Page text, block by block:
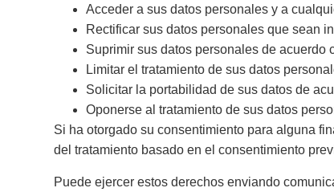
Acceder a sus datos personales y a
Rectificar sus datos personales que sean
Suprimir sus datos personales de acuerdo
Limitar el tratamiento de sus datos
Solicitar la portabilidad de sus datos de
Oponerse al tratamiento de sus datos
Si ha otorgado su consentimiento para alguna
del tratamiento basado en el consentimiento
Puede ejercer estos derechos enviando